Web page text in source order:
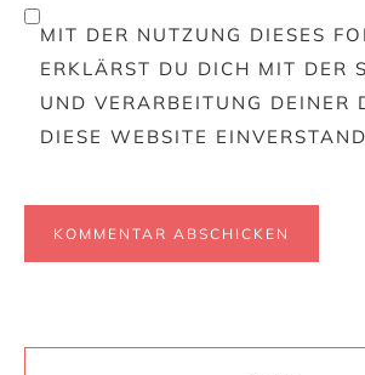
MIT DER NUTZUNG DIESES
ERKLÄRST DU DICH MIT DER
UND VERARBEITUNG DEINER
DIESE WEBSITE